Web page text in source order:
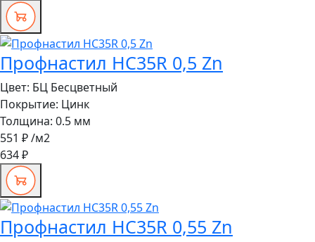
Профнастил HC35R 0,5 Zn
Цвет: БЦ Бесцветный
Покрытие: Цинк
Толщина: 0.5 мм
551 ₽/м2
634 ₽
Профнастил HC35R 0,55 Zn